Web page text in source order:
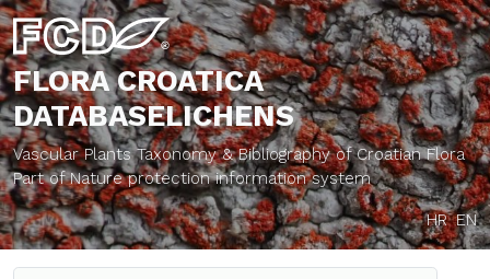
FLORA CROATICA
DATABASELICHENS
Vascular Plants Taxonomy & Bibliography of Croatian Flora
Part of Nature protection information system
HR EN